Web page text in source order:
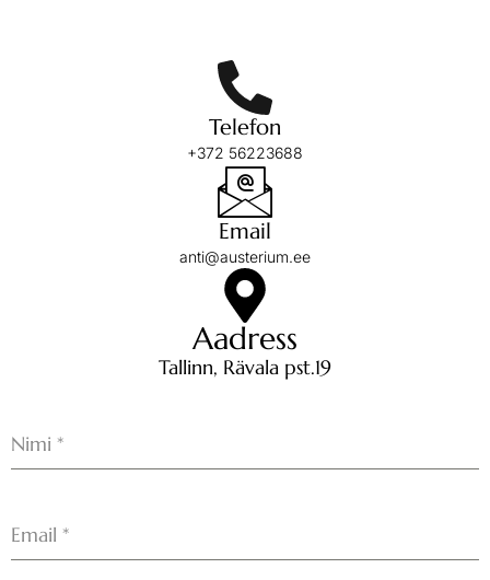
Telefon
+372 56223688
Email
anti@austerium.ee
Aadress
Tallinn, Rävala pst.19
Nimi *
Email *